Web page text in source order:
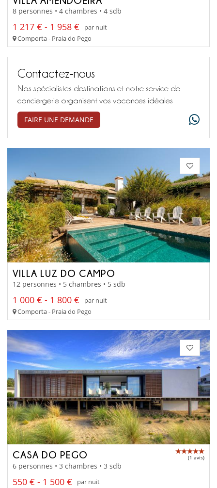
8 personnes • 4 chambres • 4 sdb
1 217 € - 1 958 €
par nuit
Comporta - Praia do Pego
Contactez-nous
Nos spécialistes destinations et notre service de
conciergerie organisent vos vacances idéales
FAIRE UNE DEMANDE
VILLA LUZ DO CAMPO
12 personnes • 5 chambres • 5 sdb
1 000 € - 1 800 €
par nuit
Comporta - Praia do Pego
CASA DO PEGO (1 avis)
6 personnes • 3 chambres • 3 sdb
550 € - 1 500 €
par nuit